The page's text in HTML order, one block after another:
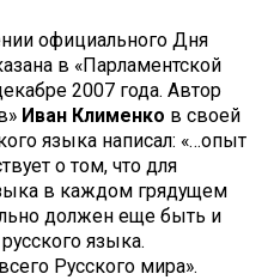
официального Дня
в «Парламентской
2007 года. Автор
Иван Клименко в своей
языка написал: «…опыт
о том, что для
в каждом грядущем
должен еще быть и
языка.
Русского мира».